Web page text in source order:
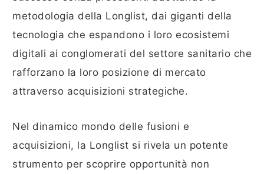
metodologia della Longlist, dai giganti della
tecnologia che espandono i loro ecosistemi
digitali ai conglomerati del settore sanitario che
rafforzano la loro posizione di mercato
attraverso acquisizioni strategiche.
Nel dinamico mondo delle fusioni e
acquisizioni, la Longlist si rivela un potente
strumento per scoprire opportunità non